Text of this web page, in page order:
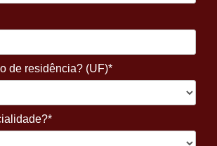
de residência? (UF)*